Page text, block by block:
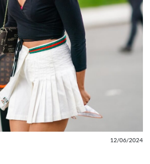
12/06/2024